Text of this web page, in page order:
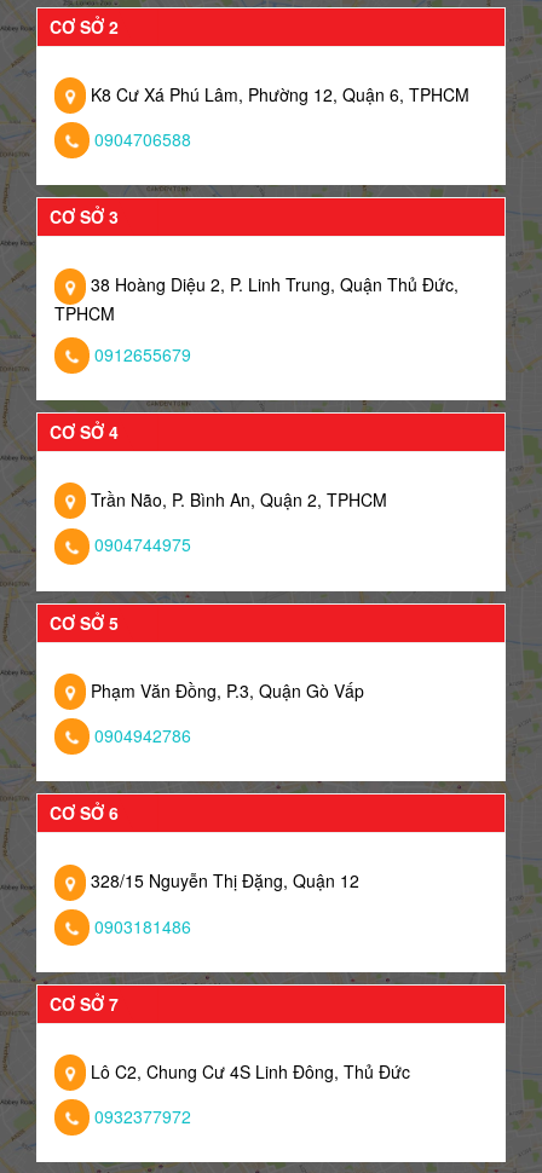
CƠ SỞ 2
K8 Cư Xá Phú Lâm, Phường 12, Quận 6, TPHCM
0904706588
CƠ SỞ 3
38 Hoàng Diệu 2, P. Linh Trung, Quận Thủ Đức,
TPHCM
0912655679
CƠ SỞ 4
Trần Não, P. Bình An, Quận 2, TPHCM
0904744975
CƠ SỞ 5
Phạm Văn Đồng, P.3, Quận Gò Vấp
0904942786
CƠ SỞ 6
328/15 Nguyễn Thị Đặng, Quận 12
0903181486
CƠ SỞ 7
Lô C2, Chung Cư 4S Linh Đông, Thủ Đức
0932377972